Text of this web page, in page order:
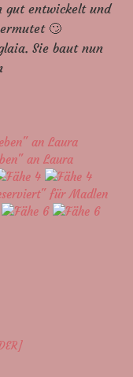
gut entwickelt und
🙄
Sie baut nun